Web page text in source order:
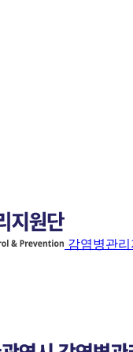
감염병관